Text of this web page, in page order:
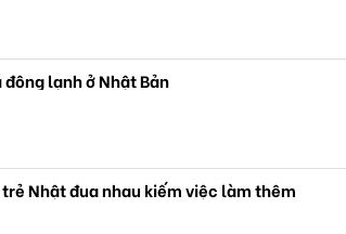
lạnh ở Nhật Bản
Nhật đua nhau kiếm việc làm thêm